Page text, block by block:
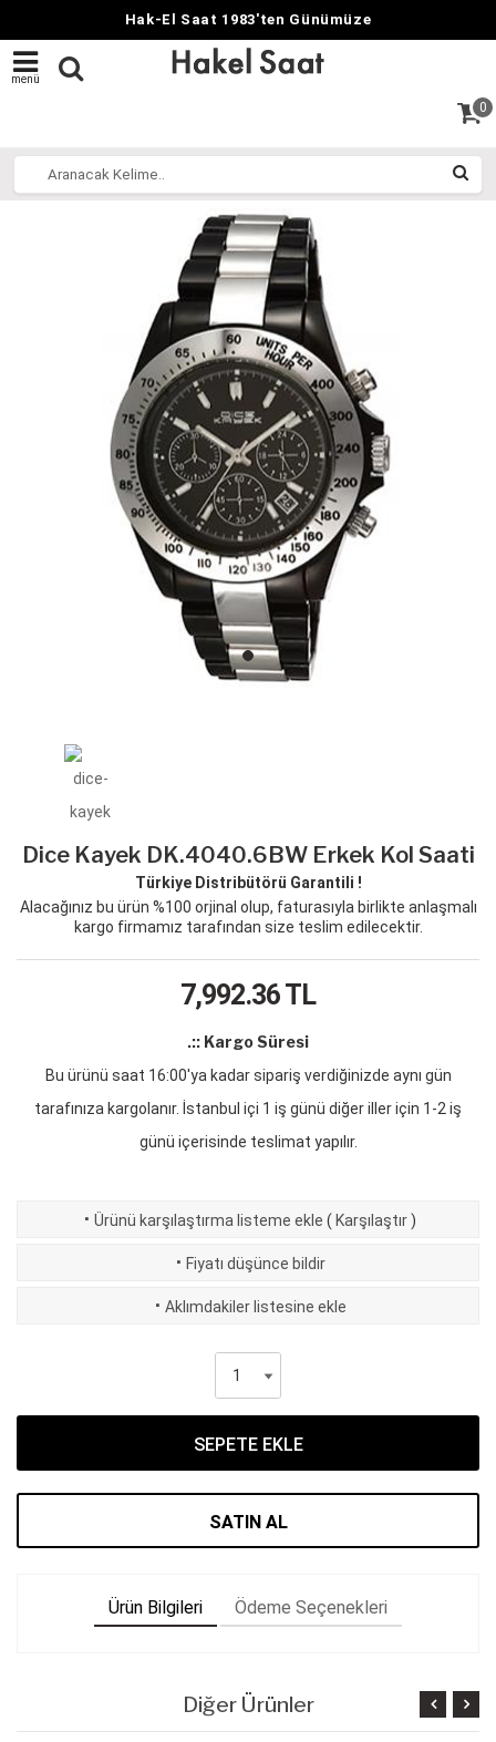
Hak-El Saat 1983'ten Günümüze
menü
0
Dice Kayek DK.4040.6BW Erkek Kol Saati
Türkiye Distribütörü Garantili !
Alacağınız bu ürün %100 orjinal olup, faturasıyla birlikte anlaşmalı
kargo firmamız tarafından size teslim edilecektir.
7,992.36TL
.:: Kargo Süresi
Bu ürünü saat 16:00'ya kadar sipariş verdiğinizde aynı gün
tarafınıza kargolanır. İstanbul içi 1 iş günü diğer iller için 1-2 iş
günü içerisinde teslimat yapılır.
· Ürünü karşılaştırma listeme ekle ( Karşılaştır )
· Fiyatı düşünce bildir
· Aklımdakiler listesine ekle
SEPETE EKLE
SATIN AL
Ürün Bilgileri Ödeme Seçenekleri
Diğer Ürünler